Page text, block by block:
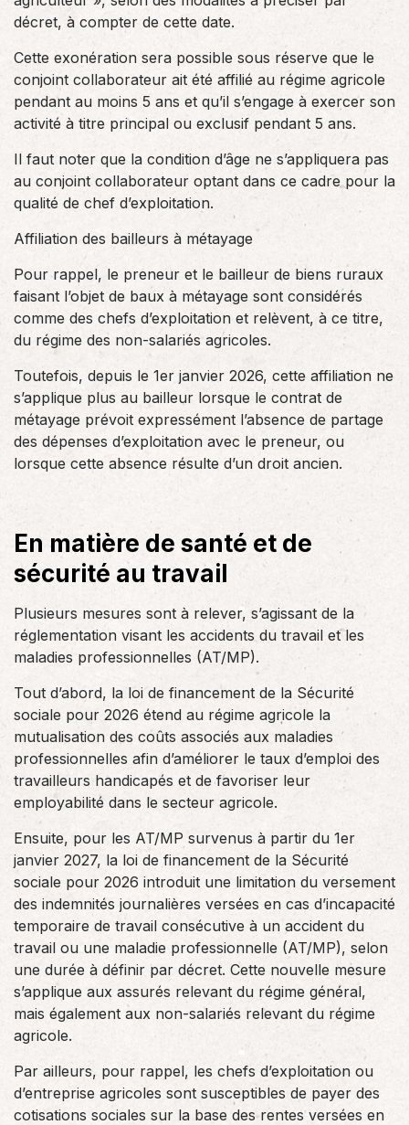
décret, à compter de cette date.
Cette exonération sera possible sous réserve que le
conjoint collaborateur ait été affilié au régime agricole
pendant au moins 5 ans et qu’il s’engage à exercer son
activité à titre principal ou exclusif pendant 5 ans.
Il faut noter que la condition d’âge ne s’appliquera pas
au conjoint collaborateur optant dans ce cadre pour la
qualité de chef d’exploitation.
Affiliation des bailleurs à métayage
Pour rappel, le preneur et le bailleur de biens ruraux
faisant l’objet de baux à métayage sont considérés
comme des chefs d’exploitation et relèvent, à ce titre,
du régime des non-salariés agricoles.
Toutefois, depuis le 1er janvier 2026, cette affiliation ne
s’applique plus au bailleur lorsque le contrat de
métayage prévoit expressément l’absence de partage
des dépenses d’exploitation avec le preneur, ou
lorsque cette absence résulte d’un droit ancien.
En matière de santé et de
sécurité au travail
Plusieurs mesures sont à relever, s’agissant de la
réglementation visant les accidents du travail et les
maladies professionnelles (AT/MP).
Tout d’abord, la loi de financement de la Sécurité
sociale pour 2026 étend au régime agricole la
mutualisation des coûts associés aux maladies
professionnelles afin d’améliorer le taux d’emploi des
travailleurs handicapés et de favoriser leur
employabilité dans le secteur agricole.
Ensuite, pour les AT/MP survenus à partir du 1er
janvier 2027, la loi de financement de la Sécurité
sociale pour 2026 introduit une limitation du versement
des indemnités journalières versées en cas d’incapacité
temporaire de travail consécutive à un accident du
travail ou une maladie professionnelle (AT/MP), selon
une durée à définir par décret. Cette nouvelle mesure
s’applique aux assurés relevant du régime général,
mais également aux non-salariés relevant du régime
agricole.
Par ailleurs, pour rappel, les chefs d’exploitation ou
d’entreprise agricoles sont susceptibles de payer des
cotisations sociales sur la base des rentes versées en